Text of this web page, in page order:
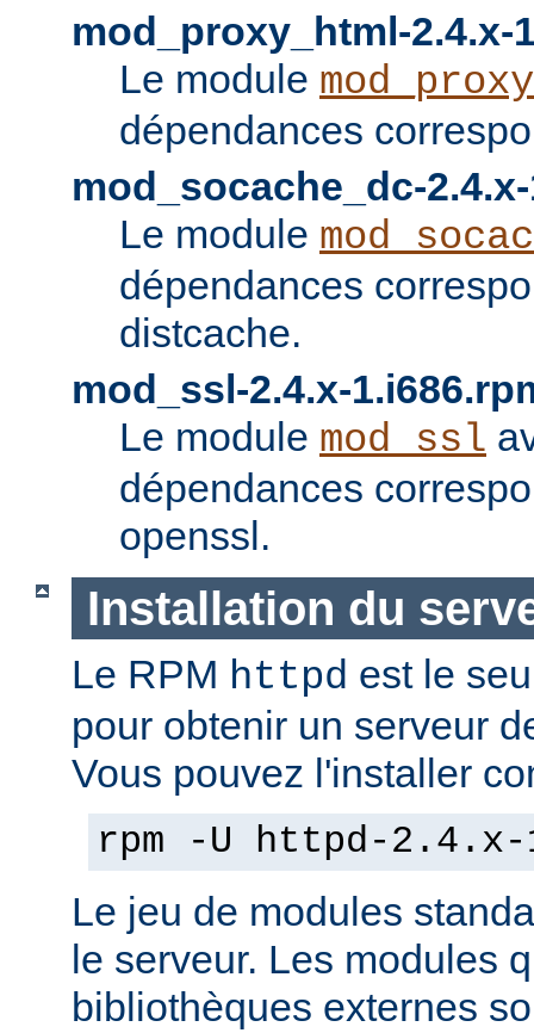
mod_proxy_html-2.4.x-
Le module
dépendances
mod_socache_dc-
Le module
dépendances
distcache.
mod_ssl-2.4.x-
Le module mod_ssl
dépendances
openssl.
Installation du
Le RPM httpd est le
pour obtenir un serveur
Vous pouvez l'installer
rpm -U httpd-2.4.x-
Le jeu de modules
le serveur. Les modules
bibliothèques externes